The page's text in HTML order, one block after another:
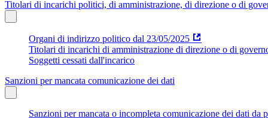
Titolari di incarichi politici, di amministrazione, di direzione o di
Organi di indirizzo politico dal 23/05/2025
Titolari di incarichi di amministrazione di direzione o di
Soggetti cessati dall'incarico
Sanzioni per mancata comunicazione dei dati
Sanzioni per mancata o incompleta comunicazione dei dati